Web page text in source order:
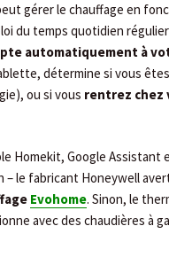
gérer le chauffage en
du temps quotidien
automatiquement à
détermine si vous êtes
ou si vous rentrez chez
Homekit, Google Assistant
le fabricant Honeywell
Evohome. Sinon, le
avec des chaudières à